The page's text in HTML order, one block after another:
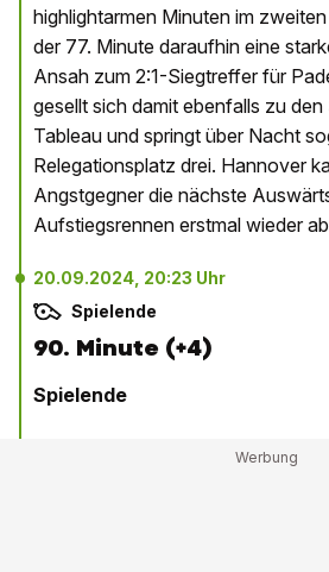
highlightarmen Minuten im
der 77. Minute daraufhin eine
Ansah zum 2:1-Siegtreffer für
gesellt sich damit ebenfalls zu
Tableau und springt über Nacht
Relegationsplatz drei. Hannover
Angstgegner die nächste
Aufstiegsrennen erstmal wieder
20.09.2024, 20:23 Uhr
Spielende
90. Minute (+4)
Spielende